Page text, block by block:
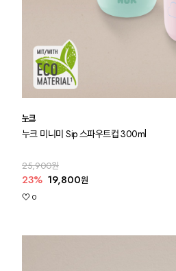
누크
누크 미니미 Sip 스파우트컵 300ml
25,900원
23% 19,800원
0